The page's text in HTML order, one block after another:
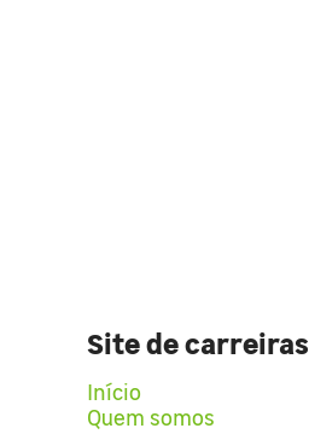
Site de carreiras
Início
Quem somos